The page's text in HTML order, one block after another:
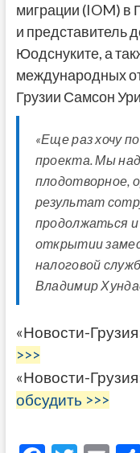
миграции (IOM) в
и представитель
Юодснуките, а
международных
Грузии Самсон
«Еще раз хочу
проекта. Мы
плодотворное,
результат
продолжаться и
открытии
налоговой
Владимир
«Новости-
>>>
«Новости-
обсудить >>>